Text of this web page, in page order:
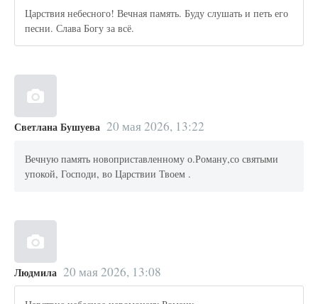
Царствия небесного! Вечная память. Буду слушать и петь его
песни. Слава Богу за всё.
Светлана Бушуева 20 мая 2026, 13:22
Вечную память новоприставленному о.Роману,со святыми
упокой, Господи, во Царствии Твоем .
Людмила 20 мая 2026, 13:08